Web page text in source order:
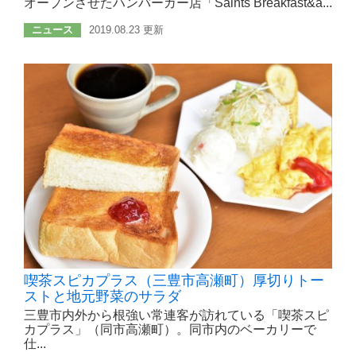
オープンさせたハンバーガー店「Saints Breakfast&a...
ニュース 2019.08.23 更新
喫茶スピカプラス（三豊市高瀬町）厚切りトー
ストと地元野菜のサラダ
三豊市内外から根強い常連客が訪れている「喫茶スピ
カプラス」（同市高瀬町）。同市内のベーカリーで
仕...